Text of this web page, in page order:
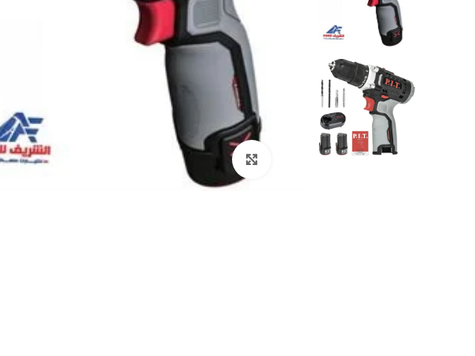
Click to enlarge